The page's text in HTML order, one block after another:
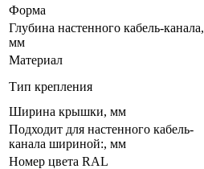
Форма
Глубина настенного кабель-канала,
мм
Материал
Тип крепления
Ширина крышки, мм
Подходит для настенного кабель-
канала шириной:, мм
Номер цвета RAL